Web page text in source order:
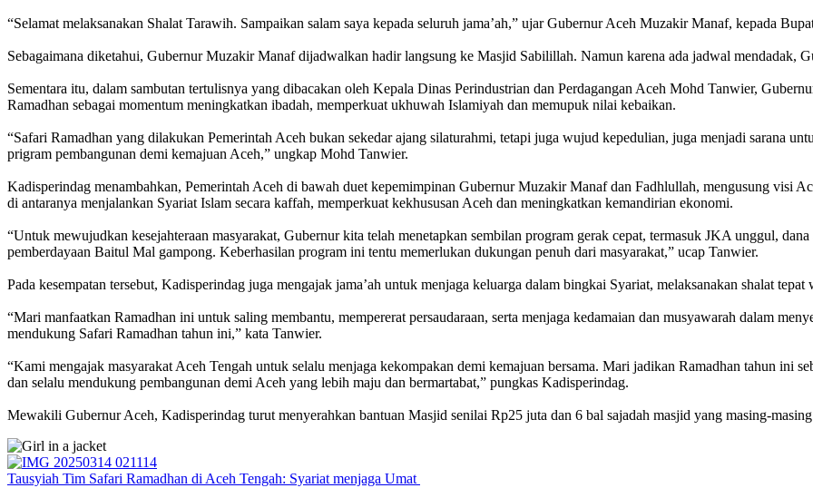
“Selamat melaksanakan Shalat Tarawih. Sampaikan salam saya kepada seluruh jama’ah,” ujar Gubernur Aceh Muzakir Manaf, kepada
Sebagaimana diketahui, Gubernur Muzakir Manaf dijadwalkan hadir langsung ke Masjid Sabilillah. Namun karena ada jadwal mendadak,
Sementara itu, dalam sambutan tertulisnya yang dibacakan oleh Kepala Dinas Perindustrian dan Perdagangan Aceh Mohd Tanwier,
Ramadhan sebagai momentum meningkatkan ibadah, memperkuat ukhuwah Islamiyah dan memupuk nilai kebaikan.
“Safari Ramadhan yang dilakukan Pemerintah Aceh bukan sekedar ajang silaturahmi, tetapi juga wujud kepedulian, juga menjadi sarana
prigram pembangunan demi kemajuan Aceh,” ungkap Mohd Tanwier.
Kadisperindag menambahkan, Pemerintah Aceh di bawah duet kepemimpinan Gubernur Muzakir Manaf dan Fadhlullah, mengusung visi
di antaranya menjalankan Syariat Islam secara kaffah, memperkuat kekhususan Aceh dan meningkatkan kemandirian ekonomi.
“Untuk mewujudkan kesejahteraan masyarakat, Gubernur kita telah menetapkan sembilan program gerak cepat, termasuk JKA unggul,
pemberdayaan Baitul Mal gampong. Keberhasilan program ini tentu memerlukan dukungan penuh dari masyarakat,” ucap Tanwier.
Pada kesempatan tersebut, Kadisperindag juga mengajak jama’ah untuk menjaga keluarga dalam bingkai Syariat, melaksanakan shalat
“Mari manfaatkan Ramadhan ini untuk saling membantu, mempererat persaudaraan, serta menjaga kedamaian dan musyawarah dalam
mendukung Safari Ramadhan tahun ini,” kata Tanwier.
“Kami mengajak masyarakat Aceh Tengah untuk selalu menjaga kekompakan demi kemajuan bersama. Mari jadikan Ramadhan tahun ini
dan selalu mendukung pembangunan demi Aceh yang lebih maju dan bermartabat,” pungkas Kadisperindag.
Mewakili Gubernur Aceh, Kadisperindag turut menyerahkan bantuan Masjid senilai Rp25 juta dan 6 bal sajadah masjid yang masing-
Tausyiah Tim Safari Ramadhan di Aceh Tengah: Syariat menjaga Umat